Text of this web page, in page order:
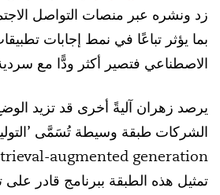
زد ونشره عبر منصات التواصل
بما يؤثر تباعًا في نمط إجابات
الاصطناعي فتصير أكثر ودًّا مع
يرصد زهران آليةً أخرى قد تزيد
الشركات طبقة وسيطة تُسَمَّى
تمثيل هذه الطبقة ببرنامج قادر على